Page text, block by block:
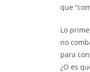
que
Lo
no
para
¿O es